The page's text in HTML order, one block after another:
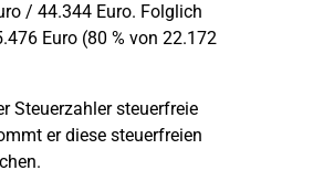
/ 44.344 Euro. Folglich
Euro (80 % von 22.172
Steuerzahler steuerfreie
er diese steuerfreien